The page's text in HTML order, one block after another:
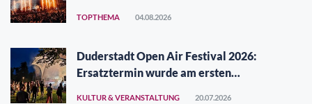
TOPTHEMA 04.08.2026
Duderstadt Open Air Festival 2026:
Ersatztermin wurde am ersten
KULTUR & VERANSTALTUNG 20.07.2026